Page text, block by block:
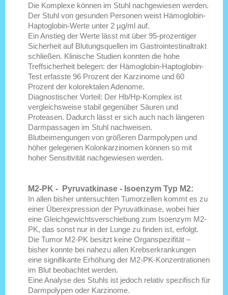
Die Komplexe können im Stuhl nachgewiesen werden.
Der Stuhl von gesunden Personen weist Hämoglobin-
Haptoglobin-Werte unter 2 µg/ml auf.
Ein Anstieg der Werte lässt mit über 95-prozentiger
Sicherheit auf Blutungsquellen im Gastrointestinaltrakt
schließen. Klinische Studien konnten die hohe
Treffsicherheit belegen: der Hämoglobin-Haptoglobin-
Test erfasste 96 Prozent der Karzinome und 60
Prozent der kolorektalen Adenome.
Diagnostischer Vorteil: Der Hb/Hp-Komplex ist
vergleichsweise stabil gegenüber Säuren und
Proteasen. Dadurch lässt er sich auch nach längeren
Darmpassagen im Stuhl nachweisen.
Blutbeimengungen von größeren Darmpolypen und
höher gelegenen Kolonkarzinomen können so mit
hoher Sensitivität nachgewiesen werden.
M2-PK - Pyruvatkinase - Isoenzym Typ M2:
In allen bisher untersuchten Tumorzellen kommt es zu
einer Überexpression der Pyruvatkinase, wobei hier
eine Gleichgewichtsverschiebung zum Isoenzym M2-
PK, das sonst nur in der Lunge zu finden ist, erfolgt.
Die Tumor M2-PK besitzt keine Organspezifität –
bisher konnte bei nahezu allen Krebserkrankungen
eine signifikante Erhöhung der M2-PK-Konzentrationen
im Blut beobachtet werden.
Eine Analyse des Stuhls ist jedoch relativ spezifisch für
Darmpolypen oder Karzinome.